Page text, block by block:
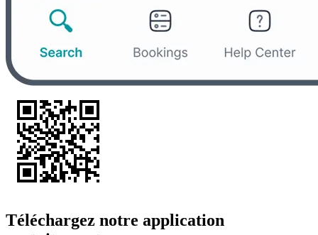
Téléchargez notre application